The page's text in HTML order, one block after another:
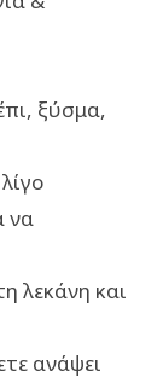
ξύσμα,
να
λεκάνη και
ανάψει